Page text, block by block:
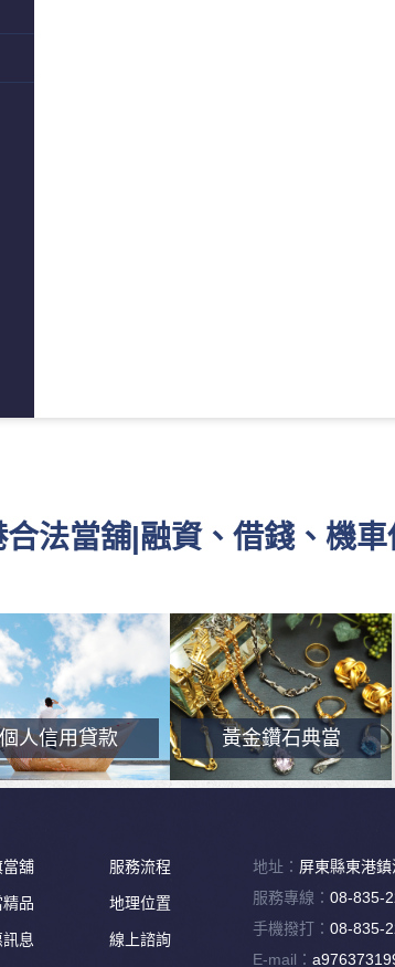
法當舖|融資、借錢、機
個人信用貸款 黃金鑽石典當
舖 服務流程
品 地理位置
息 線上諮詢
地址： 屏東縣東港
服務專線： 08-835-
手機撥打： 08-835-
E-mail：